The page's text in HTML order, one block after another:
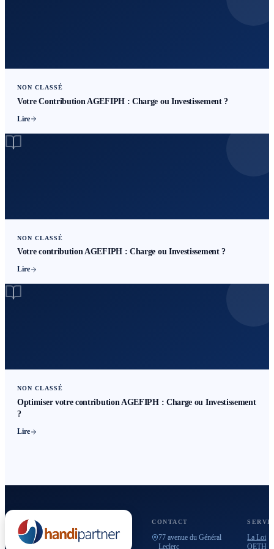
NON CLASSÉ
Votre Contribution AGEFIPH : Charge ou Investissement ?
Lire
NON CLASSÉ
Votre contribution AGEFIPH : Charge ou Investissement ?
Lire
NON CLASSÉ
Optimiser votre contribution AGEFIPH : Charge ou Investissement
?
Lire
CONTACT
77 avenue du Général
Leclerc
La Loi
OETH